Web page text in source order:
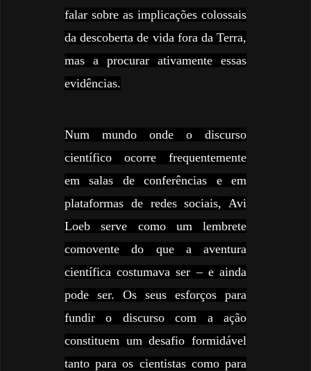
falar sobre as implicações colossais
da descoberta de vida fora da Terra,
mas a procurar ativamente essas
evidências.
Num mundo onde o discurso
científico ocorre frequentemente
em salas de conferências e em
plataformas de redes sociais, Avi
Loeb serve como um lembrete
comovente do que a aventura
científica costumava ser – e ainda
pode ser. Os seus esforços para
fundir o discurso com a ação
constituem um desafio formidável
tanto para os cientistas como para